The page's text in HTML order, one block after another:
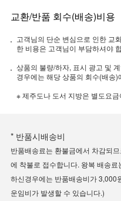
교환/반품 회수(배송)비용
고객님의 단순 변심으로 인한 교
한 비용은 고객님이 부담하셔야
상품의 불량/하자, 표시 광고 및
경우에는 해당 상품의 회수(배송
※ 제주도나 도서 지방은 별도요
* 반품시배송비
반품배송료는 환불금에서 차감되
에 착불로 접수합니다. 왕복 배송
하신경우에는 반품배송비가 3,000
운임비가 발생할 수 있습니다.)